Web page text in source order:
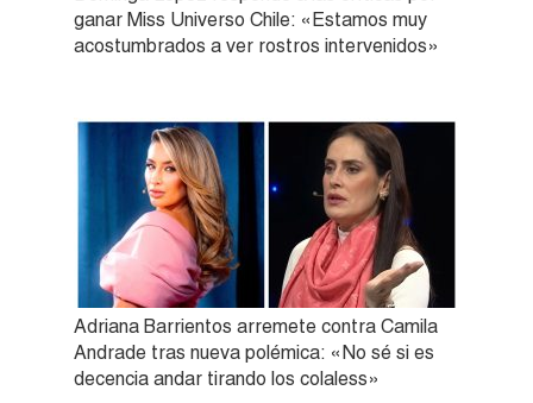
ganar Miss Universo Chile: «Estamos muy
acostumbrados a ver rostros intervenidos»
Adriana Barrientos arremete contra Camila
Andrade tras nueva polémica: «No sé si es
decencia andar tirando los colaless»